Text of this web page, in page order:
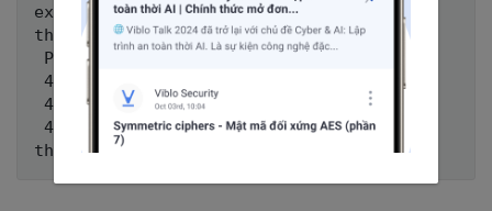
exit
thanhthu ~  $ ps fx
PID TTY STAT TIME COMMAND
4223 ? S 0:01 sshd: paul@pts/0
4224 pts/0 Ss 0:00 \_ -bash
4904 pts/0 R+ 0:00 \_ ps fx